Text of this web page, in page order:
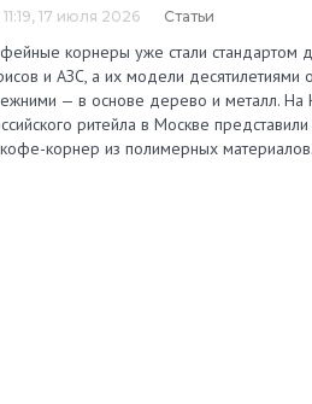
11:19, 17 июля 2026 Статьи
корнеры уже стали стандартом
и АЗС, а их модели десятилетиями
— в основе дерево и металл. На
ритейла в Москве представили
корнер из полимерных материалов.